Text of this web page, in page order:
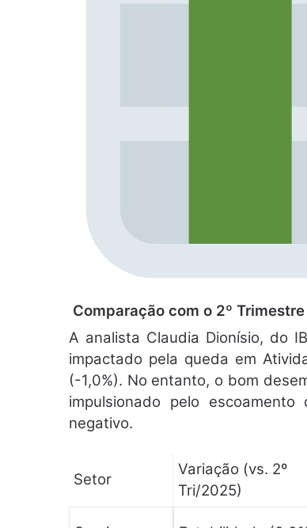
Comparação com o 2º
A analista Claudia Dionísio, do
impactado pela queda em
(-1,0%). No entanto, o bom
impulsionado pelo
negativo.
Setor
Variação (vs. 2º
Tri/2025)